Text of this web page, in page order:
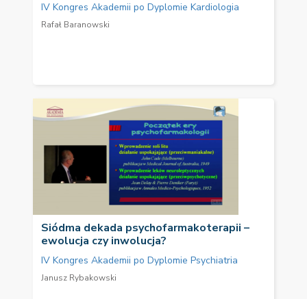
IV Kongres Akademii po Dyplomie Kardiologia
Rafał Baranowski
Siódma dekada psychofarmakoterapii –
ewolucja czy inwolucja?
IV Kongres Akademii po Dyplomie Psychiatria
Janusz Rybakowski